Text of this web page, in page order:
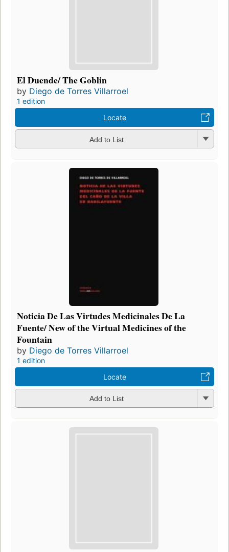
El Duende/ The Goblin
by Diego de Torres Villarroel
1 edition
Locate
Add to List
Noticia De Las Virtudes Medicinales De La
Fuente/ New of the Virtual Medicines of the
Fountain
by Diego de Torres Villarroel
1 edition
Locate
Add to List